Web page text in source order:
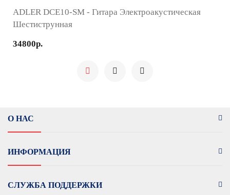
ADLER DCE10-SM - Гитара Электроакустическая
Шестиструнная
34800р.
О НАС
ИНФОРМАЦИЯ
СЛУЖБА ПОДДЕРЖКИ